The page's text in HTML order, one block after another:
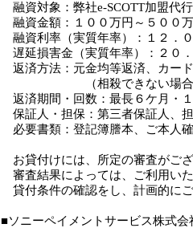
融資対象：弊社e-SCOTT加盟代
融資金額：１００万円～５００
融資利率（実質年率）：１２．
遅延損害金（実質年率）：２０
返済方法：元金均等返済、カー
（相殺できない場合、お
返済期間・回数：最長６ケ月・
保証人・担保：第三者保証人、
必要書類：登記簿謄本、ご本人
お貸付けには、所定の審査がご
審査結果によっては、ご利用い
貸付条件の確認をし、計画的に
■ソニーペイメントサービス株式会